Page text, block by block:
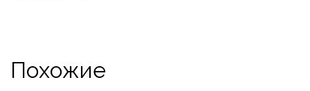
Похожие